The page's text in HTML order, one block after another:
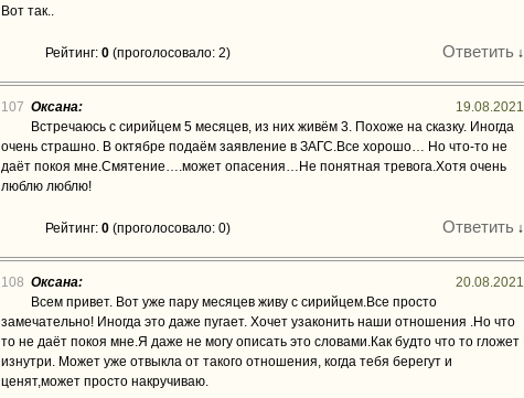
Вот так..
Рейтинг: 0 (проголосовало: 2) Ответить ↓
107 Оксана:
19.08.2021
Встречаюсь с сирийцем 5 месяцев, из них живём 3. Похоже на сказку. Иногда
очень страшно. В октябре подаём заявление в ЗАГС.Все хорошо… Но что-то не
даёт покоя мне.Смятение….может опасения…Не понятная тревога.Хотя очень
люблю люблю!
Рейтинг: 0 (проголосовало: 0) Ответить ↓
108 Оксана:
20.08.2021
Всем привет. Вот уже пару месяцев живу с сирийцем.Все просто
замечательно! Иногда это даже пугает. Хочет узаконить наши отношения .Но что
то не даёт покоя мне.Я даже не могу описать это словами.Как будто что то гложет
изнутри. Может уже отвыкла от такого отношения, когда тебя берегут и
ценят,может просто накручиваю.